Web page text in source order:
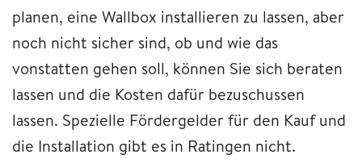
planen, eine Wallbox installieren zu lassen, aber
noch nicht sicher sind, ob und wie das
vonstatten gehen soll, können Sie sich beraten
lassen und die Kosten dafür bezuschussen
lassen. Spezielle Fördergelder für den Kauf und
die Installation gibt es in Ratingen nicht.